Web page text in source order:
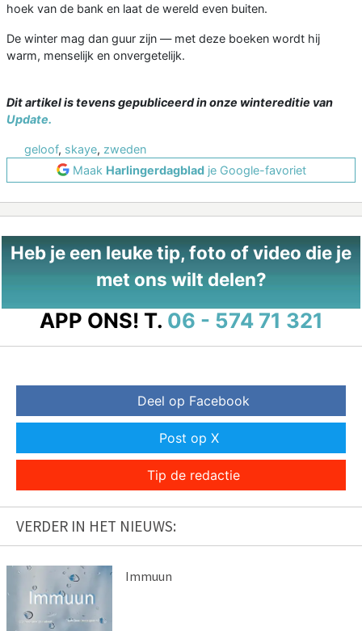
hoek van de bank en laat de wereld even buiten.
De winter mag dan guur zijn — met deze boeken wordt hij
warm, menselijk en onvergetelijk.
Dit artikel is tevens gepubliceerd in onze wintereditie van
Update.
geloof, skaye, zweden
Maak Harlingerdagbladje Google-favoriet
Heb je een leuke tip, foto of video die je
met ons wilt delen?
APP ONS! T. 06 - 574 71 321
Deel op Facebook
Post op X
Tip de redactie
VERDER IN HET NIEUWS:
Immuun